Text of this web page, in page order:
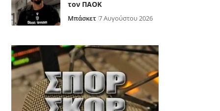
τον ΠΑΟΚ
Μπάσκετ 7 Αυγούστου 2026